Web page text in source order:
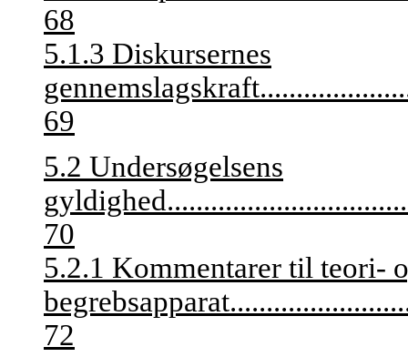
68
5.1.3 Diskursernes
gennemslagskraft
69
5.2 Undersøgelsens
gyldighed
70
5.2.1 Kommentarer til teori-
begrebsapparat
72